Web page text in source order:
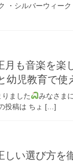
・シルバーウィー
月も音楽を楽
幼児教育で使
ました みなさま
投稿は ちょ […]
しい選び方を